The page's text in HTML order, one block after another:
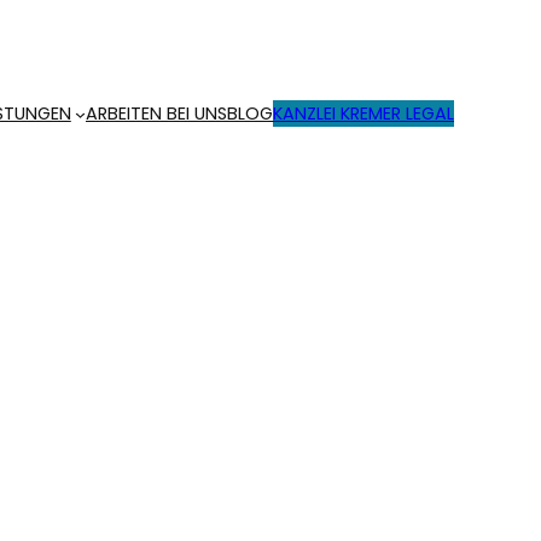
ARBEITEN BEI UNSBLOGKANZLEI KREMER LEGAL